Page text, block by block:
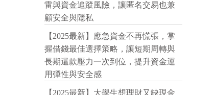
雷與資金追蹤風險，讓匿名交易也兼
顧安全與隱私
【2025最新】應急資金不再慌張，掌
握借錢最佳選擇策略，讓短期周轉與
長期還款壓力一次到位，提升資金運
用彈性與安全感
【2025最新】大學生想理財又缺現金